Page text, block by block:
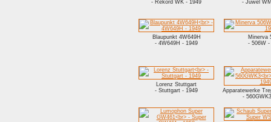
- Rekord WK - 1949
- Juwel
Blaupunkt 4W649H
- 4W649H - 1949
Minerva
- 506W -
Lorenz Stuttgart
- Stuttgart - 1949
Apparatewerke
-